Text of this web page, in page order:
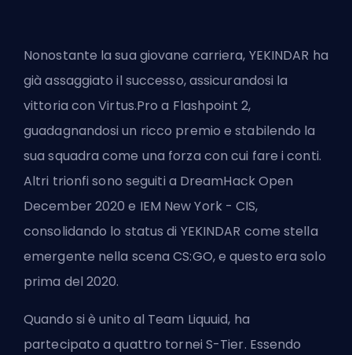
Nonostante la sua giovane carriera, YEKINDAR ha
già assaggiato il successo, assicurandosi la
vittoria con Virtus.Pro a Flashpoint 2,
guadagnandosi un ricco premio e stabilendo la
sua squadra come una forza con cui fare i conti.
Altri trionfi sono seguiti a DreamHack Open
December 2020 e IEM New York - CIS,
consolidando lo status di YEKINDAR come stella
emergente nella scena CS:GO, e questo era solo
prima del 2020.
Quando si è unito al Team Liquuid, ha
partecipato a quattro tornei S-Tier. Essendo